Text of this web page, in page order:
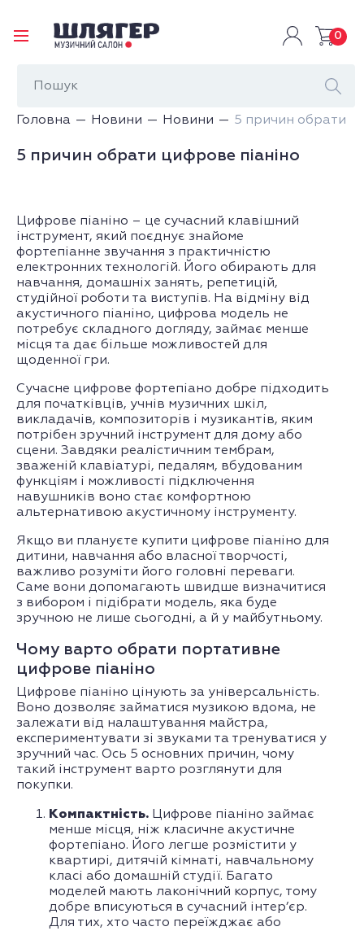
0
Головна Новини Новини 5 причин обрати
5 причин обрати цифрове піаніно
Цифрове піаніно – це сучасний клавішний
інструмент, який поєднує знайоме
фортепіанне звучання з практичністю
електронних технологій. Його обирають для
навчання, домашніх занять, репетицій,
студійної роботи та виступів. На відміну від
акустичного піаніно, цифрова модель не
потребує складного догляду, займає менше
місця та дає більше можливостей для
щоденної гри.
Сучасне цифрове фортепіано добре підходить
для початківців, учнів музичних шкіл,
викладачів, композиторів і музикантів, яким
потрібен зручний інструмент для дому або
сцени. Завдяки реалістичним тембрам,
зваженій клавіатурі, педалям, вбудованим
функціям і можливості підключення
навушників воно стає комфортною
альтернативою акустичному інструменту.
Якщо ви плануєте купити цифрове піаніно для
дитини, навчання або власної творчості,
важливо розуміти його головні переваги.
Саме вони допомагають швидше визначитися
з вибором і підібрати модель, яка буде
зручною не лише сьогодні, а й у майбутньому.
Чому варто обрати портативне
цифрове піаніно
Цифрове піаніно цінують за універсальність.
Воно дозволяє займатися музикою вдома, не
залежати від налаштування майстра,
експериментувати зі звуками та тренуватися у
зручний час. Ось 5 основних причин, чому
такий інструмент варто розглянути для
покупки.
Компактність. Цифрове піаніно займає
менше місця, ніж класичне акустичне
фортепіано. Його легше розмістити у
квартирі, дитячій кімнаті, навчальному
класі або домашній студії. Багато
моделей мають лаконічний корпус, тому
добре вписуються в сучасний інтер’єр.
Для тих, хто часто переїжджає або